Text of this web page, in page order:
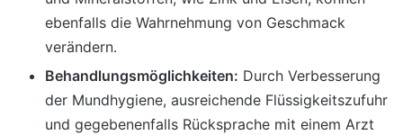
ebenfalls die Wahrnehmung von Geschmack
verändern.
Behandlungsmöglichkeiten: Durch Verbesserung
der Mundhygiene, ausreichende Flüssigkeitszufuhr
und gegebenenfalls Rücksprache mit einem Arzt